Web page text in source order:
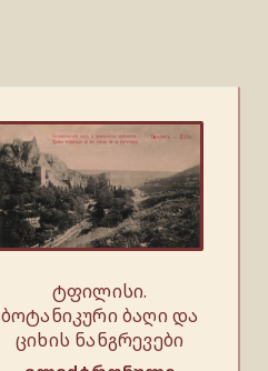
ტფილისი.
ბოტანიკური ბაღი და
ციხის ნანგრევები